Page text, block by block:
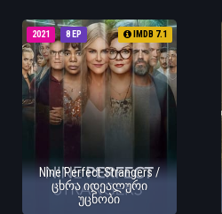
8 EP
2021 IMDB 7.1
Nine Perfect Strangers /
ცხრა იდეალური
უცნობი